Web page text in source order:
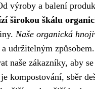
výroby a balení
širokou škálu
Naše organická
udržitelným
naše zákazníky, aby
kompostování, sběr